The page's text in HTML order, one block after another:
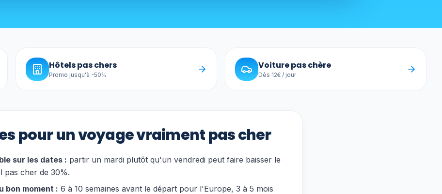
Hôtels pas chers
Promo jusqu'à -50%
Voiture pas chère
Dès 12€ / jour
pour un voyage vraiment pas cher
sur les dates : partir un mardi plutôt qu'un vendredi peut faire baisser le
pas cher de 30%.
bon moment : 6 à 10 semaines avant le départ pour l'Europe, 3 à 5 mois